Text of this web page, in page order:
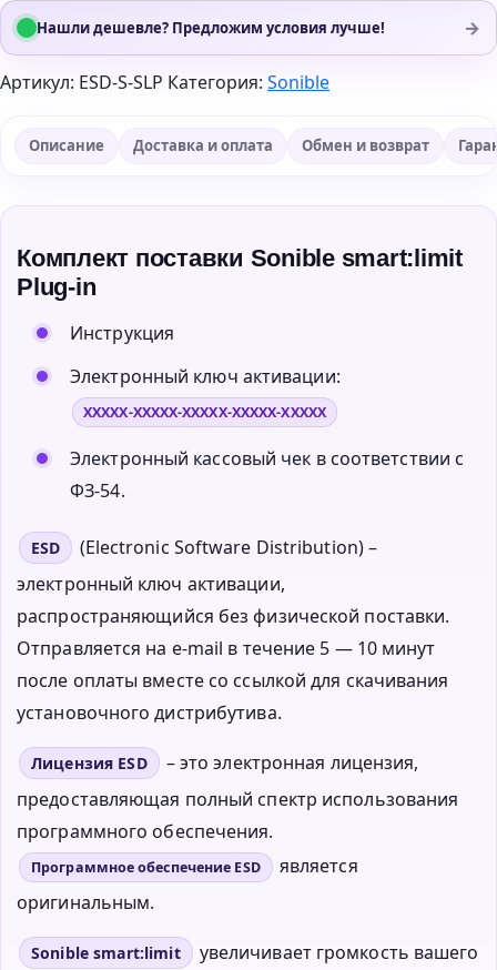
Нашли дешевле? Предложим условия лучше! →
Артикул: ESD-S-SLP Категория: Sonible
Описание Доставка и оплата Обмен и возврат
Комплект поставки Sonible smart:limit
Plug-in
Инструкция
Электронный ключ активации:
XXXXX-XXXXX-XXXXX-XXXXX-XXXXX
Электронный кассовый чек в соответствии с
ФЗ-54.
ESD
(Electronic Software Distribution) –
электронный ключ активации,
распространяющийся без физической поставки.
Отправляется на e-mail в течение 5 — 10 минут
после оплаты вместе со ссылкой для скачивания
установочного дистрибутива.
Лицензия ESD
– это электронная лицензия,
предоставляющая полный спектр использования
программного обеспечения.
Программное обеспечение ESD
является
оригинальным.
Sonible smart:limit
увеличивает громкость вашего